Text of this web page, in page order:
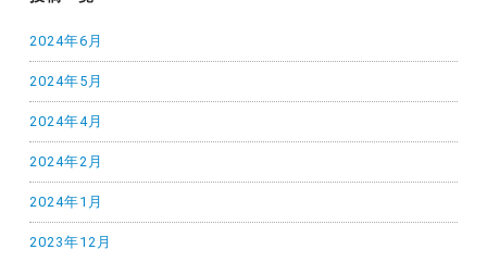
2024年6月
2024年5月
2024年4月
2024年2月
2024年1月
2023年12月